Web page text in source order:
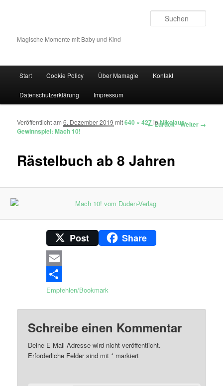
Magische Momente mit Baby und Kind
Zum Inhalt wechseln
Zum sekundären Inhalt wechseln
Start Cookie Policy Über Mamagie Kontakt
Datenschutzerklärung Impressum
Bilder-Navigation ← Zurück Weiter →
Rästelbuch ab 8 Jahren
Veröffentlicht am6. Dezember 2019 mit640 × 427inNikolaus-
Gewinnspiel: Mach 10!
Post Share
Email
Empfehlen/Bookmark
Schreibe einen Kommentar
Deine E-Mail-Adresse wird nicht veröffentlicht.
Erforderliche Felder sind mit* markiert